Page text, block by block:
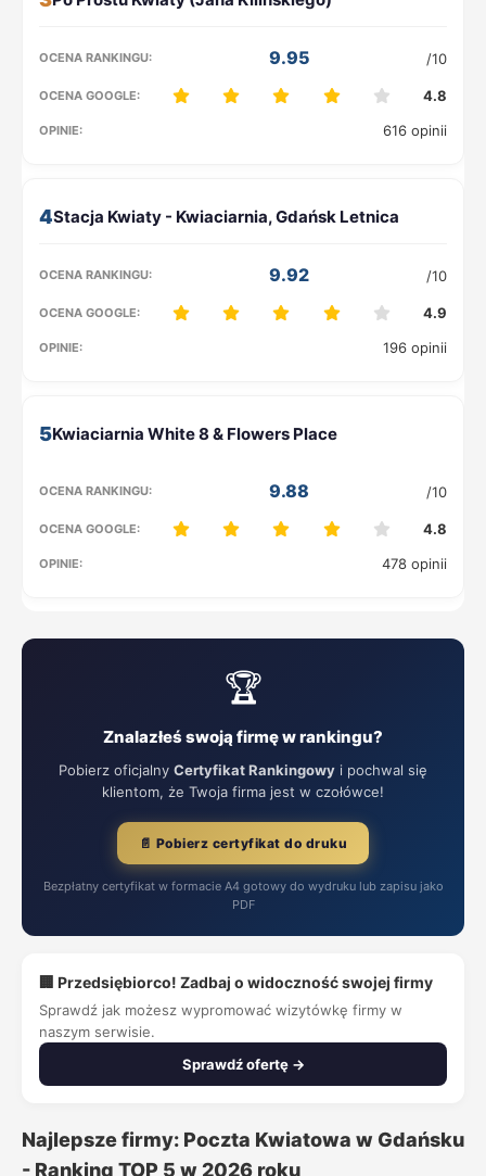
9.95 /10
4.8
616 opinii
4
9.92 /10
4.9
196 opinii
5
9.88 /10
4.8
478 opinii
🏆
Znalazłeś swoją firmę w rankingu?
Pobierz oficjalny Certyfikat Rankingowy i pochwal się
klientom, że Twoja firma jest w czołówce!
📄 Pobierz certyfikat do druku
Bezpłatny certyfikat w formacie A4 gotowy do wydruku lub zapisu jako
PDF
🏢 Przedsiębiorco! Zadbaj o widoczność swojej firmy
Sprawdź jak możesz wypromować wizytówkę firmy w
naszym serwisie.
Sprawdź ofertę →
Najlepsze firmy: Poczta Kwiatowa w Gdańsku
- Ranking TOP 5 w 2026 roku